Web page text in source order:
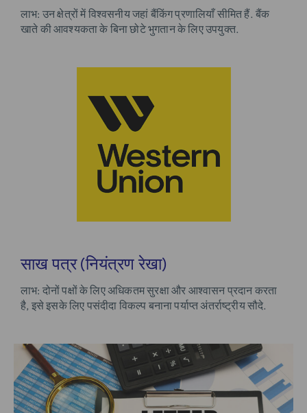
लाभ: उन क्षेत्रों में विश्वसनीय जहां बैंकिंग प्रणालियाँ सीमित हैं. बैंक
खाते की आवश्यकता के बिना छोटे भुगतान के लिए उपयुक्त.
साख पत्र (नियंत्रण रेखा)
लाभ: दोनों पक्षों के लिए अधिकतम सुरक्षा और आश्वासन प्रदान करता
है, इसे इसके लिए पसंदीदा विकल्प बनानापर्याप्त अंतर्राष्ट्रीय सौदे.